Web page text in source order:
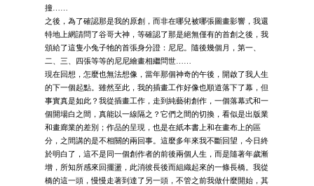
撞……
之後，為了確認那是我的原創，而非在哪兒被哪張圖畫影響，我還
特地上網請問了谷哥大神，等確認了那是絕無僅有的首創之後，我
頒給了這隻小兔子牠的首張身分證：尼尼。隨後幾個月，第一、
二、三、四張等等的尼尼繪畫相繼問世……
現在回想，怎麼也無法想像，當年那個神奇的午後，開啟了我人生
的下一個起點。雖然至此，我的插畫工作好像也順道落下了幕，但
事實真是如此？我從插畫工作，走到純藝術創作，一個落幕式和一
個開場白之間，真能以一線隔之？它們之間的切換，看似是出版業
和畫廊業的差別；作品的呈現，也是在紙本書上和在畫布上的區
分，之間講的是不相關的兩回事。這麼多年來我不斷回望，今日終
於明白了，這不是同一個創作者的前後兩個人生，而是隨著年歲漸
增，所知所感來回擺盪，此消彼長後而組織起來的一條長橋。我從
橋的這一頭，慢慢走著到達了另一頭，不管之前我做什麼開始，其